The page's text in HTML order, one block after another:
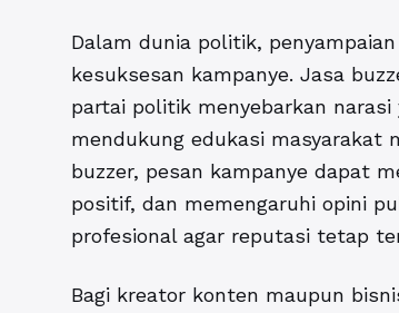
Dalam dunia politik,
kesuksesan kampanye. Jasa
partai politik menyebarkan
mendukung edukasi masyarakat
buzzer, pesan kampanye dapat
positif, dan memengaruhi opini
profesional agar reputasi tetap
Bagi kreator konten maupun